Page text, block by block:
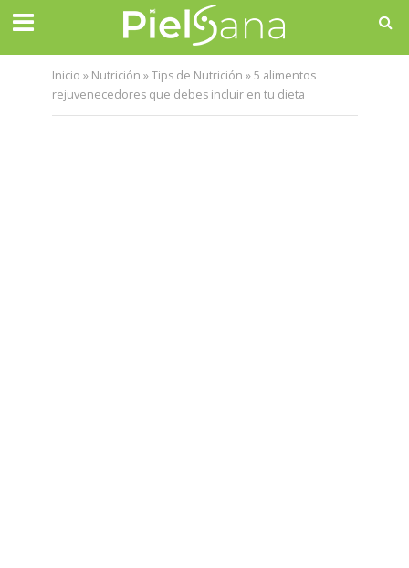
Inicio » Nutrición »Tips de Nutrición »5 alimentos
rejuvenecedores que debes incluir en tu dieta